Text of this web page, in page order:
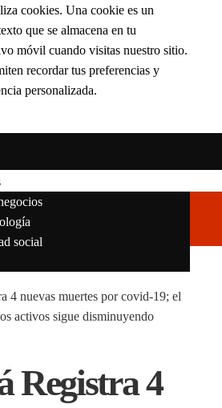
cookies. Una cookie es un
que se almacena en tu
móvil cuando visitas nuestro sitio.
recordar tus preferencias y
personalizada.
social
4 nuevas muertes por covid-19; el
activos sigue disminuyendo
Registra 4